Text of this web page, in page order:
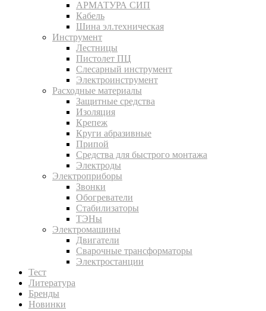
АРМАТУРА СИП
Кабель
Шина эл.техническая
Инструмент
Лестницы
Пистолет ПЦ
Слесарный инструмент
Электроинструмент
Расходные материалы
Защитные средства
Изоляция
Крепеж
Круги абразивные
Припой
Средства для быстрого монтажа
Электроды
Электроприборы
Звонки
Обогреватели
Стабилизаторы
ТЭНы
Электромашины
Двигатели
Сварочные трансформаторы
Электростанции
Тест
Литература
Бренды
Новинки